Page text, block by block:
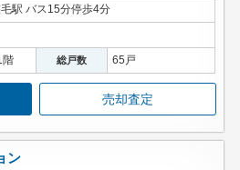
毛駅 バス15分停歩4分
階 総戸数 65戸
売却査定
ン